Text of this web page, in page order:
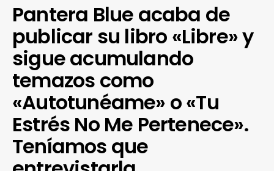
Pantera Blue acaba de
publicar su libro «Libre» y
sigue acumulando
temazos como
«Autotunéame» o «Tu
Estrés No Me Pertenece».
Teníamos que